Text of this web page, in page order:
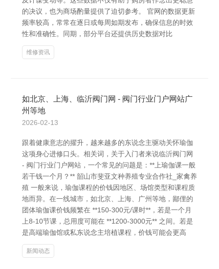
的决议，也为商场酌量提供了迫切参考。 官网的数据更新
频率较高，常常在逐日或每周如期发布，确保信息的时效
性和准确性。同期，部分平台还提供历史数据对比
维修资讯
如北京、上海、临沂阀门网 - 阀门行业门户网站广
州等地
2026-02-13
跟着健康意志的擢升，越来越多的东说念主驱动关怀瑜伽
这项身心进修口头。相关词，关于入门者来说临沂阀门网
- 阀门行业门户网站，一个常见的问题是：**上瑜伽课一般
若干钱一个月？** 韶山市斐亚文种养殖专业合作社_家禽养
殖 一般来说，瑜伽课程的价钱因地区、场馆类型和课程质
地而异。在一线城市，如北京、上海、广州等地，鄙俚的
团体瑜伽课价钱频繁在 **150-300元/课时**，若是一个月
上8-10节课，总用度可能在 **1200-3000元** 之间。若是
是高端瑜伽馆或私东说念主培植课程，价钱可能会更高
新闻动态